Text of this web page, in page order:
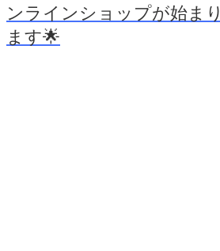
ンラインショップが始まり
ます🌟